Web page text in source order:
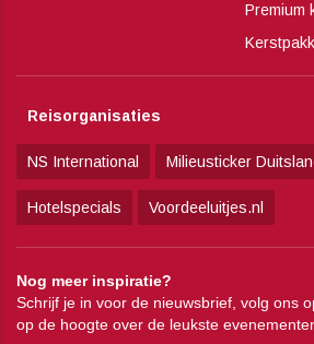
Premium
Reisorganisaties
NS International Milieusticker
Hotelspecials Voordeeluitjes.nl
Nog meer inspiratie?
Schrijf je in voor de nieuwsbrief, volg ons
op de hoogte over de leukste